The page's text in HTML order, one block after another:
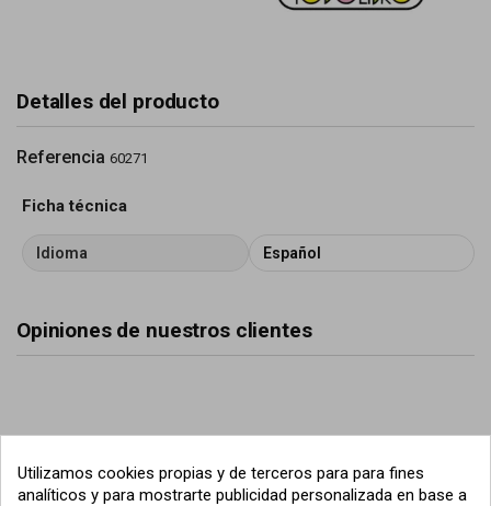
Detalles del producto
Referencia 60271
Ficha técnica
Idioma Español
Opiniones de nuestros clientes
Utilizamos cookies propias y de terceros para para fines
analíticos y para mostrarte publicidad personalizada en base a